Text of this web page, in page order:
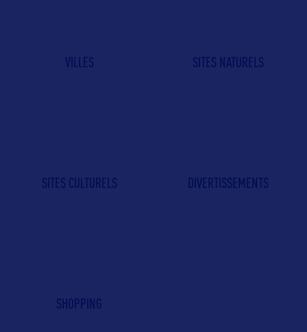
VILLES SITES NATURELS
SITES CULTURELS DIVERTISSEMENTS
SHOPPING